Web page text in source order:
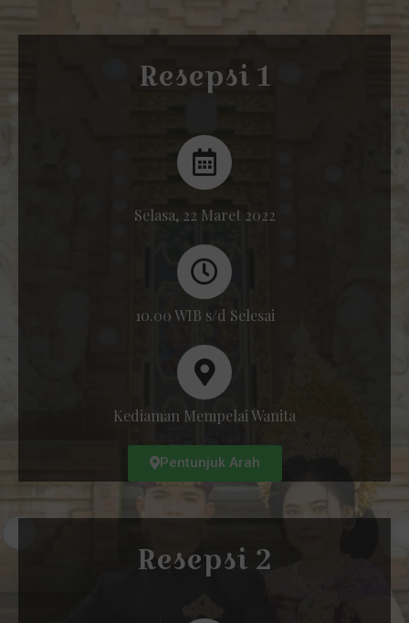
Resepsi 1
Selasa, 22 Maret 2022
10.00 WIB s/d Selesai
Kediaman Mempelai Wanita
Pentunjuk Arah
Resepsi 2